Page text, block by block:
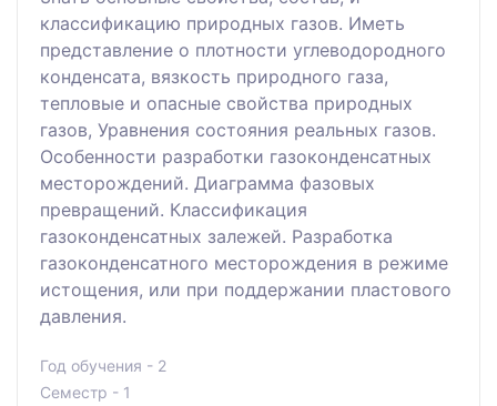
классификацию природных газов. Иметь
представление о плотности углеводородного
конденсата, вязкость природного газа,
тепловые и опасные свойства природных
газов, Уравнения состояния реальных газов.
Особенности разработки газоконденсатных
месторождений. Диаграмма фазовых
превращений. Классификация
газоконденсатных залежей. Разработка
газоконденсатного месторождения в режиме
истощения, или при поддержании пластового
давления.
Год обучения - 2
Семестр - 1